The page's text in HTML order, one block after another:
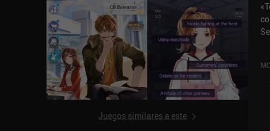
Juegos similares a este